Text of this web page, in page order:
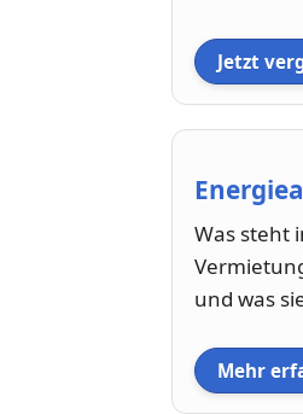
Jetzt
Was steht
und was
Mehr